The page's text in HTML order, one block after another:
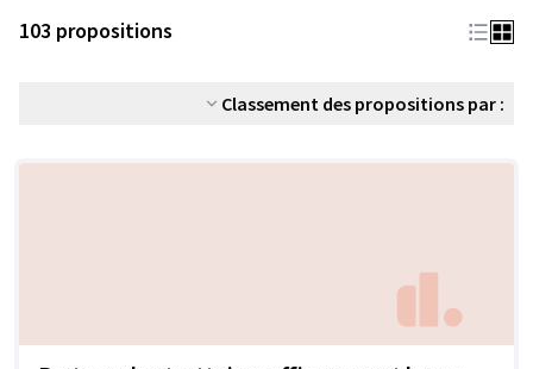
103 propositions
Classement des propositions par :